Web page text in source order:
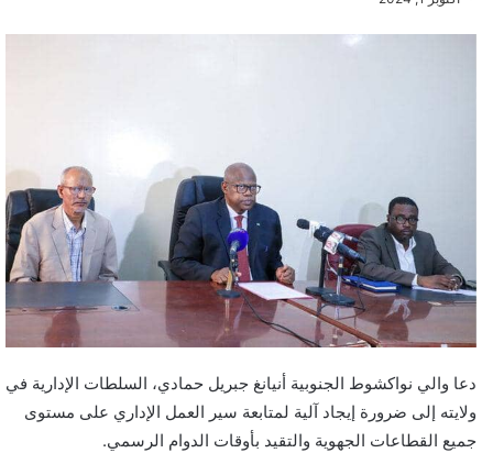
دعا والي نواكشوط الجنوبية أنيانغ جبريل حمادي، السلطات الإدارية في
ولايته إلى ضرورة إيجاد آلية لمتابعة سير العمل الإداري على مستوى
جميع القطاعات الجهوية والتقيد بأوقات الدوام الرسمي.